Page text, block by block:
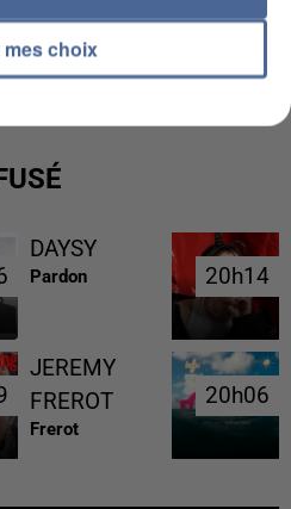
SUPPOSÉS DE LA DZ
ALGÉRIE
DAYSY
Pardon 20h14
20h14
JEREMY
FREROT
Frerot
20h06
20h06
mes choix